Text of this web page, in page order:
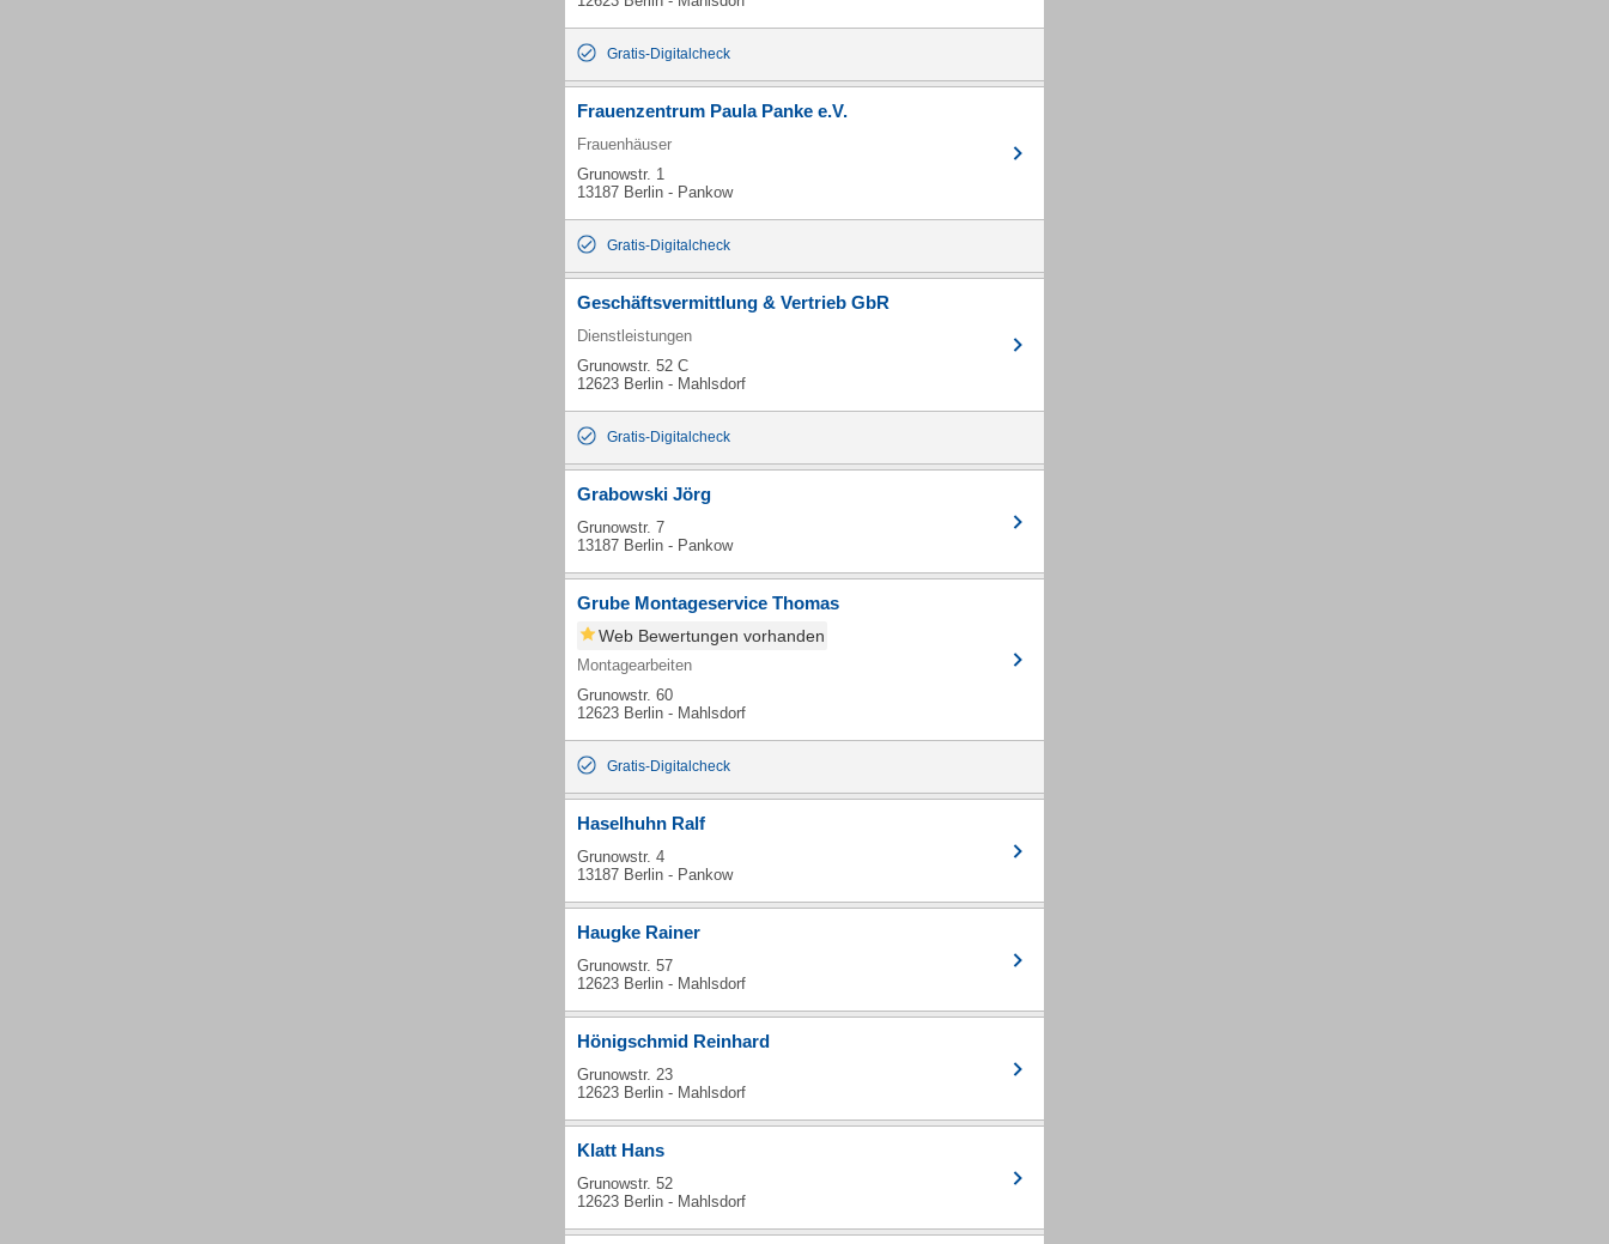
Gratis-Digitalcheck
Frauenzentrum Paula Panke e.V.
Frauenhäuser
Grunowstr. 1
13187 Berlin - Pankow
Gratis-Digitalcheck
Geschäftsvermittlung & Vertrieb GbR
Dienstleistungen
Grunowstr. 52 C
12623 Berlin - Mahlsdorf
Gratis-Digitalcheck
Grabowski Jörg
Grunowstr. 7
13187 Berlin - Pankow
Grube Montageservice Thomas
Web Bewertungen vorhanden
Montagearbeiten
Grunowstr. 60
12623 Berlin - Mahlsdorf
Gratis-Digitalcheck
Haselhuhn Ralf
Grunowstr. 4
13187 Berlin - Pankow
Haugke Rainer
Grunowstr. 57
12623 Berlin - Mahlsdorf
Hönigschmid Reinhard
Grunowstr. 23
12623 Berlin - Mahlsdorf
Klatt Hans
Grunowstr. 52
12623 Berlin - Mahlsdorf